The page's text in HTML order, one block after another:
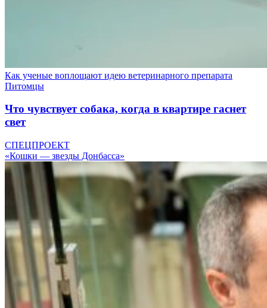
Как ученые воплощают идею ветеринарного препарата
Питомцы
Что чувствует собака, когда в квартире гаснет
свет
СПЕЦПРОЕКТ
«Кошки — звезды Донбасса»